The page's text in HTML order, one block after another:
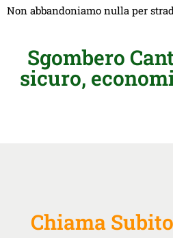
Non abbandoniamo nulla per
Sgombero
sicuro,
Chiama